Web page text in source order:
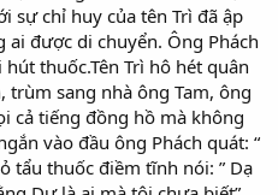
sự chỉ huy của tên Trì đã ập
được di chuyển. Ông Phách
thuốc.Tên Trì hô hét quân
trùm sang nhà ông Tam, ông
cả tiếng đồng hồ mà không
vào đầu ông Phách quát: “
tẩu thuốc điềm tĩnh nói: ” Dạ